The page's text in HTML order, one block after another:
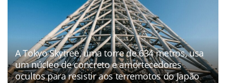
A Tokyo Skytree, uma torre de 634 metros, usa
um núcleo de concreto e amortecedores
ocultos para resistir aos terremotos do Japão